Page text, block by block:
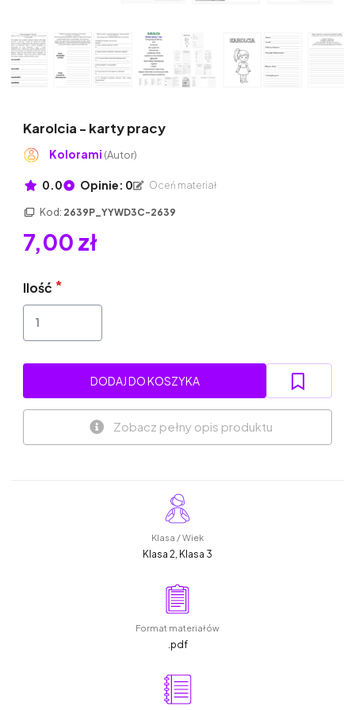
Karolcia - karty pracy
Kolorami (Autor)
0.0 Opinie: 0 Oceń materiał
Kod: 2639P_YYWD3C-2639
7,00 zł
Ilość
DODAJ DO KOSZYKA
Zobacz pełny opis produktu
Klasa / Wiek
Klasa 2, Klasa 3
Format materiałów
.pdf